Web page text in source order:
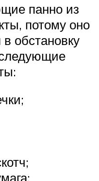
панно из
потому оно
обстановку
следующие